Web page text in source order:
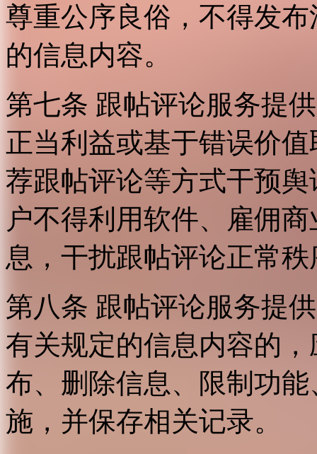
尊重公序良俗，不得发
的信息内容。
第七条 跟帖评论服务提
正当利益或基于错误价
荐跟帖评论等方式干预
户不得利用软件、雇佣
息，干扰跟帖评论正常
第八条 跟帖评论服务提
有关规定的信息内容的
布、删除信息、限制功
施，并保存相关记录。